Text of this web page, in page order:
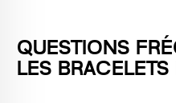
QUESTIONS
LES